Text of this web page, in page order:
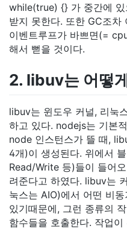
while(true) {} 가 중간에
받지 못한다. 또한 GC조차
이벤트루프가 바쁘면(=
해서 뻗을 것이다.
2. libuv는 어떻
libuv는 윈도우 커널, 리눅
하고 있다. nodejs는 기본
node 인스턴스가 뜰 때,
4개)이 생성된다. 위에서
Read/Write 등)들이 들어
려준다고 하였다. libuv는
눅스는 AIO)에서 어떤 비
있기때문에, 그런 종류의
함수들을 호출한다. 작업